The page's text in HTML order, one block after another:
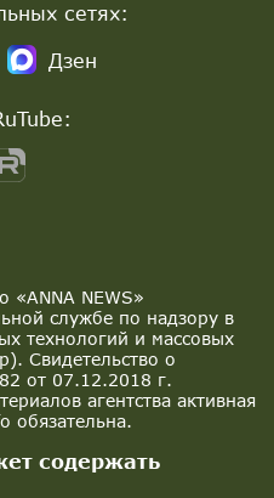
«ANNA NEWS»
службе по надзору в
технологий и массовых
Свидетельство о
от 07.12.2018 г.
агентства активная
обязательна.
содержать
сетях:
Дзен